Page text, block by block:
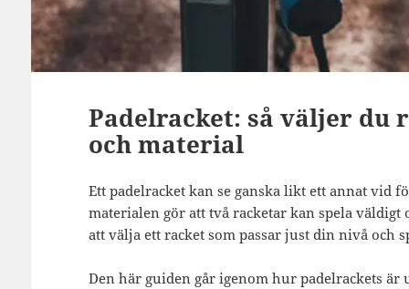
Padelracket: så väljer
och material
Ett padelracket kan se ganska likt ett annat vid
materialen gör att två racketar kan spela
att välja ett racket som passar just din nivå och
Den här guiden går igenom hur padelrackets är